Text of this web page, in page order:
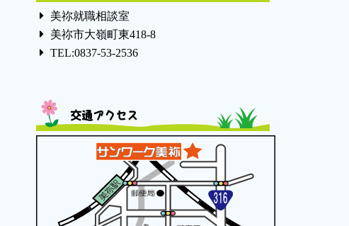
美祢就職相談室
美祢市大嶺町東418-8
TEL:0837-53-2536
交通アクセス